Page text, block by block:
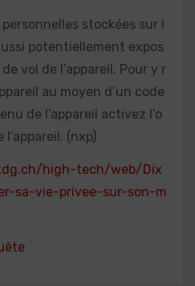
stockées sur l
potentiellement expos
vol de l’appareil. Pour y r
au moyen d’un code
de l’appareil activez l’o
(nxp)
high-tech/web/Dix
sa-vie-privee-sur-son-m